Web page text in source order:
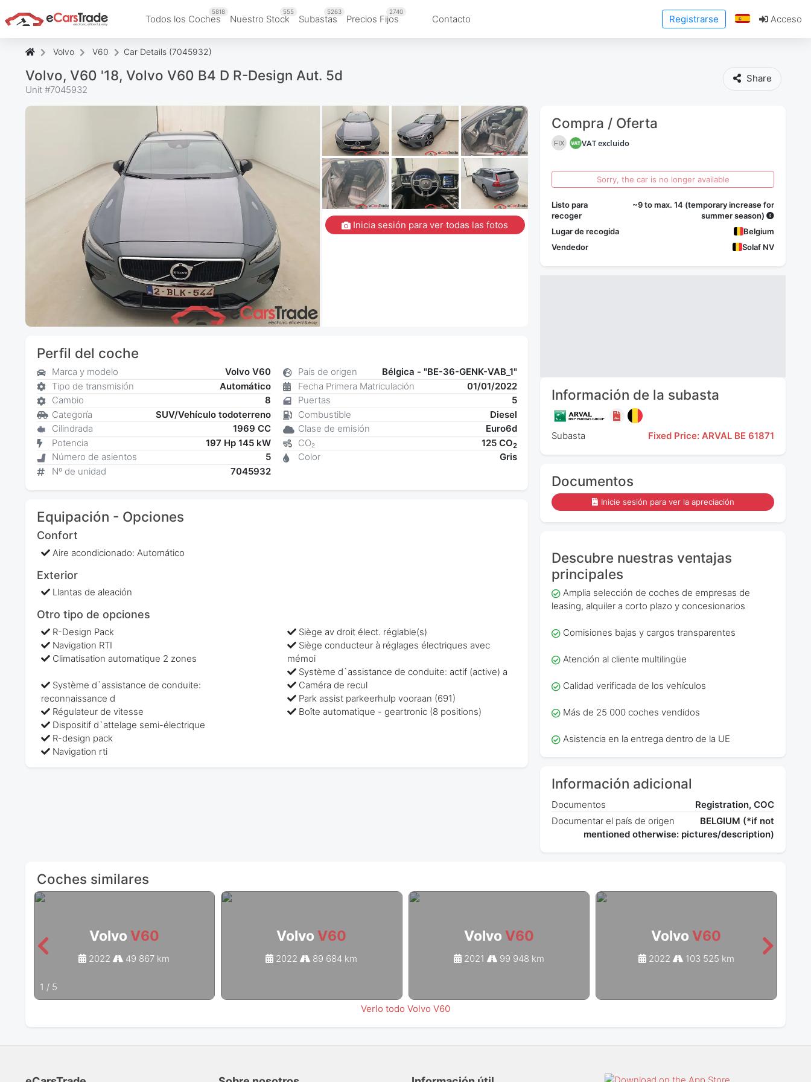
Todos los Coches
5818
Nuestro Stock
555
Subastas
5263
Precios Fijos
2740
Contacto Registrarse Acceso
Volvo V60 Car Details (7045932)
Volvo, V60 '18, Volvo V60 B4 D R-Design Aut. 5d
Unit #7045932
Share
Compra / Oferta
FIX VAT excluido
Sorry, the car is no longer available
Listo para
recoger
~9 to max. 14 (temporary increase for
summer season)
Lugar de recogida
Belgium
Vendedor
Solaf NV
Información de la subasta
Subasta Fixed Price: ARVAL BE 61871
Documentos
Inicie sesión para ver la apreciación
Descubre nuestras ventajas
principales
Amplia selección de coches de empresas de
leasing, alquiler a corto plazo y concesionarios
Comisiones bajas y cargos transparentes
Atención al cliente multilingüe
Calidad verificada de los vehículos
Más de 25 000 coches vendidos
Asistencia en la entrega dentro de la UE
Información adicional
Documentos
Registration, COC
Documentar el país de origen
BELGIUM (*if not
mentioned otherwise: pictures/description)
Inicia sesión para ver todas las fotos
Perfil del coche
Marca y modelo
Volvo V60
Tipo de transmisión
Automático
Cambio
8
Categoría
SUV/Vehículo todoterreno
Cilindrada
1969 CC
Potencia
197 Hp 145 kW
Número de asientos
5
Nº de unidad
7045932
País de origen
Bélgica - "BE-36-GENK-VAB_1"
Fecha Primera Matriculación
01/01/2022
Puertas
5
Combustible
Diesel
Clase de emisión
Euro6d
CO₂
125 CO2
Color Gris
Equipación - Opciones
Confort
Aire acondicionado: Automático
Exterior
Llantas de aleación
Otro tipo de opciones
R-Design Pack
Navigation RTI
Climatisation automatique 2 zones
Siège av droit élect. réglable(s)
Siège conducteur à réglages électriques avec
mémoi
Système d`assistance de conduite: actif (active) a
Système d`assistance de conduite:
reconnaissance d
Régulateur de vitesse
Dispositif d`attelage semi-électrique
Caméra de recul
Park assist parkeerhulp vooraan (691)
Boîte automatique - geartronic (8 positions)
R-design pack
Navigation rti
Coches similares
Volvo V60
2022 49 867 km
Volvo V60
2022 89 684 km
Volvo V60
2021 99 948 km
Volvo V60
2022 103 525 km
1 / 5
Verlo todo Volvo V60